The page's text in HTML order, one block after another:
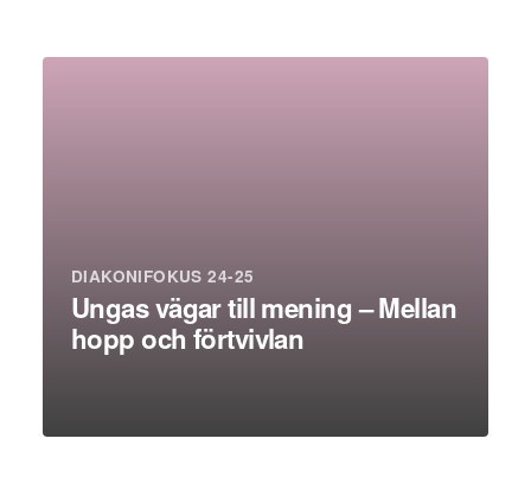
DIAKONIFOKUS 24-25
Ungas vägar till mening – Mellan
hopp och förtvivlan